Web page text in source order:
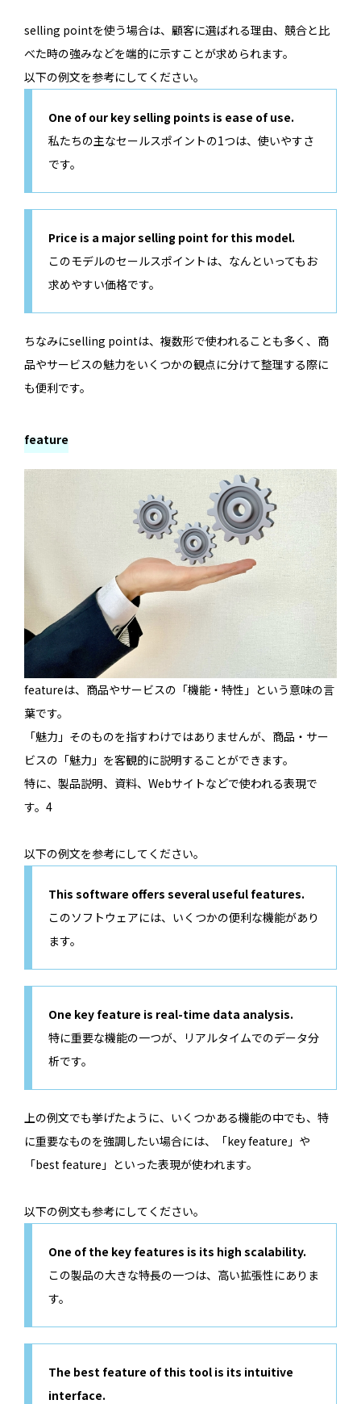
selling pointを使う場合は、顧客に選ばれる理由、競合と比
べた時の強みなどを端的に示すことが求められます。
以下の例文を参考にしてください。
One of our key selling points is ease of use.
私たちの主なセールスポイントの1つは、使いやすさ
です。
Price is a major selling point for this model.
このモデルのセールスポイントは、なんといってもお
求めやすい価格です。
ちなみにselling pointは、複数形で使われることも多く、商
品やサービスの魅力をいくつかの観点に分けて整理する際に
も便利です。
feature
featureは、商品やサービスの「機能・特性」という意味の言
葉です。
「魅力」そのものを指すわけではありませんが、商品・サー
ビスの「魅力」を客観的に説明することができます。
特に、製品説明、資料、Webサイトなどで使われる表現で
す。4
以下の例文を参考にしてください。
This software offers several useful features.
このソフトウェアには、いくつかの便利な機能があり
ます。
One key feature is real-time data analysis.
特に重要な機能の一つが、リアルタイムでのデータ分
析です。
上の例文でも挙げたように、いくつかある機能の中でも、特
に重要なものを強調したい場合には、「key feature」や
「best feature」といった表現が使われます。
以下の例文も参考にしてください。
One of the key features is its high scalability.
この製品の大きな特長の一つは、高い拡張性にありま
す。
The best feature of this tool is its intuitive
interface.